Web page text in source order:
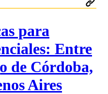
para
Entre
de Córdoba,
Aires